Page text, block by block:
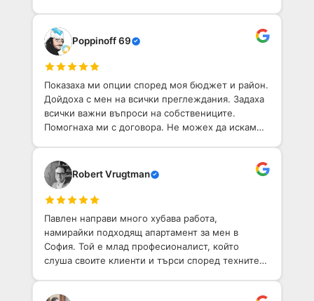
Poppinoff 69
Показаха ми опции според моя бюджет и район.
Дойдоха с мен на всички преглеждания. Задаха
всички важни въпроси на собствениците.
Помогнаха ми с договора. Не можех да искам
Robert Vrugtman
Павлен направи много хубава работа,
намирайки подходящ апартамент за мен в
София. Той е млад професионалист, който
слуша своите клиенти и търси според техните